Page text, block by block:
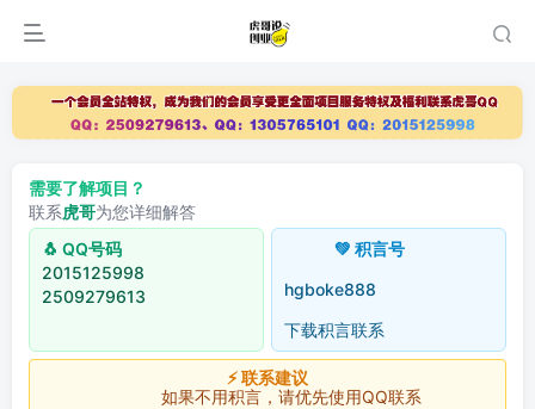
需要了解项目？
联系虎哥为您详细解答
🐧 QQ号码
2015125998
2509279613
💚 积言号
hgboke888
下载积言联系
⚡ 联系建议
如果不用积言，请优先使用QQ联系